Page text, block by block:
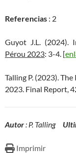
Referencias : 2
Guyot J.L. (2024).
Pérou 2023: 3-4. [
Talling P. (2023).
2023. Final Report,
Autor: P. Talling
Imprimir